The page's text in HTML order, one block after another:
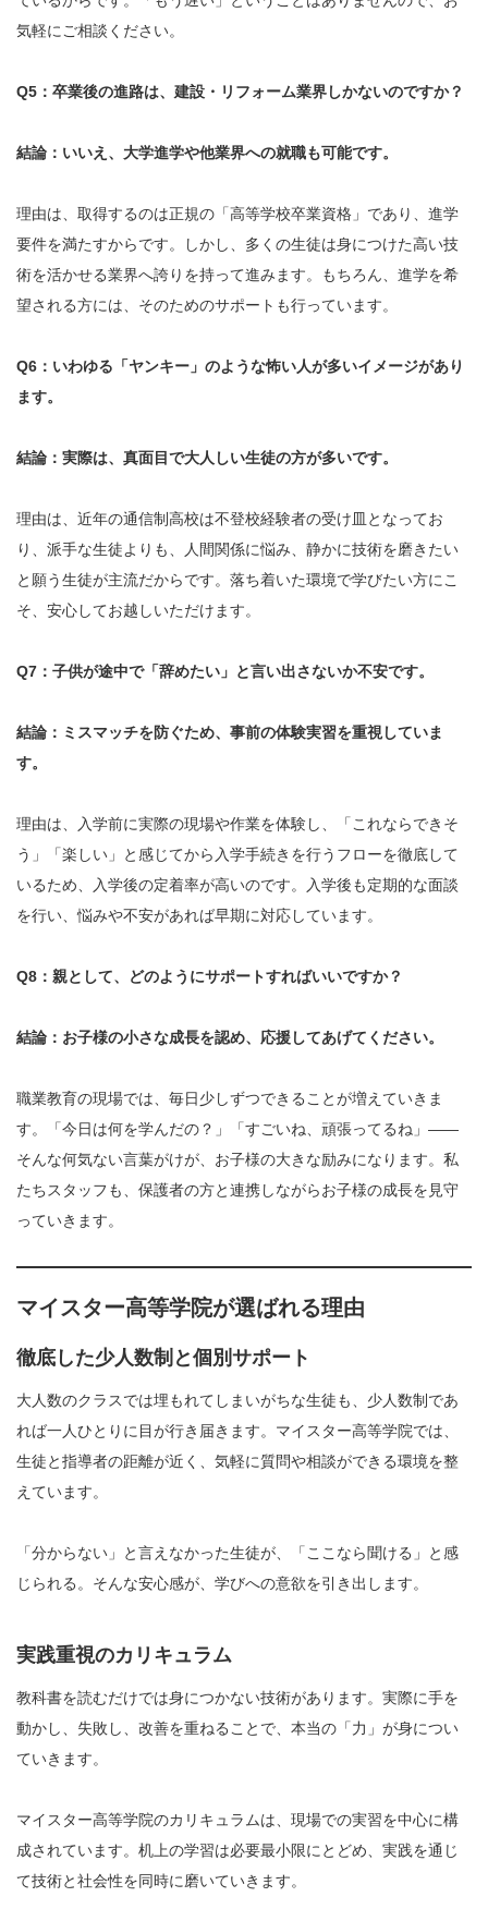
気軽にご相談ください。
Q5：卒業後の進路は、建設・リフォーム業界しかないのですか？
結論：いいえ、大学進学や他業界への就職も可能です。
理由は、取得するのは正規の「高等学校卒業資格」であり、進学
要件を満たすからです。しかし、多くの生徒は身につけた高い技
術を活かせる業界へ誇りを持って進みます。もちろん、進学を希
望される方には、そのためのサポートも行っています。
Q6：いわゆる「ヤンキー」のような怖い人が多いイメージがあり
ます。
結論：実際は、真面目で大人しい生徒の方が多いです。
理由は、近年の通信制高校は不登校経験者の受け皿となってお
り、派手な生徒よりも、人間関係に悩み、静かに技術を磨きたい
と願う生徒が主流だからです。落ち着いた環境で学びたい方にこ
そ、安心してお越しいただけます。
Q7：子供が途中で「辞めたい」と言い出さないか不安です。
結論：ミスマッチを防ぐため、事前の体験実習を重視していま
す。
理由は、入学前に実際の現場や作業を体験し、「これならできそ
う」「楽しい」と感じてから入学手続きを行うフローを徹底して
いるため、入学後の定着率が高いのです。入学後も定期的な面談
を行い、悩みや不安があれば早期に対応しています。
Q8：親として、どのようにサポートすればいいですか？
結論：お子様の小さな成長を認め、応援してあげてください。
職業教育の現場では、毎日少しずつできることが増えていきま
す。「今日は何を学んだの？」「すごいね、頑張ってるね」——
そんな何気ない言葉がけが、お子様の大きな励みになります。私
たちスタッフも、保護者の方と連携しながらお子様の成長を見守
っていきます。
マイスター高等学院が選ばれる理由
徹底した少人数制と個別サポート
大人数のクラスでは埋もれてしまいがちな生徒も、少人数制であ
れば一人ひとりに目が行き届きます。マイスター高等学院では、
生徒と指導者の距離が近く、気軽に質問や相談ができる環境を整
えています。
「分からない」と言えなかった生徒が、「ここなら聞ける」と感
じられる。そんな安心感が、学びへの意欲を引き出します。
実践重視のカリキュラム
教科書を読むだけでは身につかない技術があります。実際に手を
動かし、失敗し、改善を重ねることで、本当の「力」が身につい
ていきます。
マイスター高等学院のカリキュラムは、現場での実習を中心に構
成されています。机上の学習は必要最小限にとどめ、実践を通じ
て技術と社会性を同時に磨いていきます。